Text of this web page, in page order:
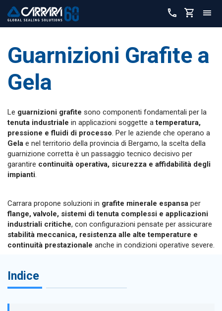
Guarnizioni Grafite a
Gela
Le guarnizioni grafite sono componenti fondamentali per la
tenuta industriale in applicazioni soggette atemperatura,
pressione e fluidi di processo . Per le aziende che operano a
Gela e nel territorio della provincia di Bergamo, la scelta della
guarnizione corretta è un passaggio tecnico decisivo per
garantire continuità operativa, sicurezza e affidabilità degli
impianti
Carrara propone soluzioni in grafite minerale espansa per
flange, valvole, sistemi di tenuta complessi e applicazioni
industriali critiche, con configurazioni pensate per assicurare
stabilità meccanica, resistenza alle alte temperature e
continuità prestazionale anche in condizioni operative severe.
Indice